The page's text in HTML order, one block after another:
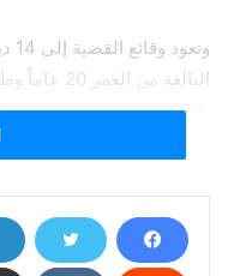
البالغة من
العشيق»، في قتل والدتها داليا
نورهان خليل شنقاً، فيما
المتهم إحدى مؤسسات